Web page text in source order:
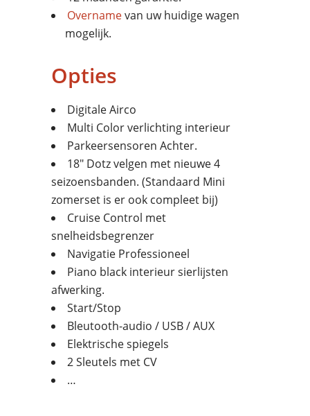
Overnamevan uw huidige wagen
mogelijk.
Opties
Digitale Airco
Multi Color verlichting interieur
Parkeersensoren Achter.
18″ Dotz velgen met nieuwe 4
seizoensbanden. (Standaard Mini
zomerset is er ook compleet bij)
Cruise Control met
snelheidsbegrenzer
Navigatie Professioneel
Piano black interieur sierlijsten
afwerking.
Start/Stop
Bleutooth-audio / USB / AUX
Elektrische spiegels
2 Sleutels met CV
…